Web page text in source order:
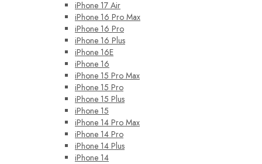
iPhone 17 Air
iPhone 16 Pro Max
iPhone 16 Pro
iPhone 16 Plus
iPhone 16E
iPhone 16
iPhone 15 Pro Max
iPhone 15 Pro
iPhone 15 Plus
iPhone 15
iPhone 14 Pro Max
iPhone 14 Pro
iPhone 14 Plus
iPhone 14